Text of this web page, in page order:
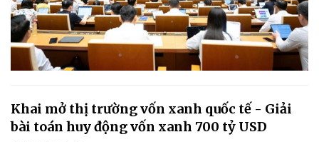
Khai mở thị trường vốn xanh quốc tế - Giải
bài toán huy động vốn xanh 700 tỷ USD